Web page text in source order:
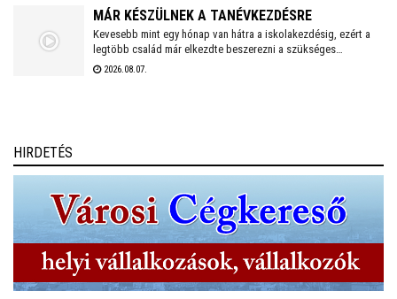
MÁR KÉSZÜLNEK A TANÉVKEZDÉSRE
Kevesebb mint egy hónap van hátra a iskolakezdésig, ezért a
legtöbb család már elkezdte beszerezni a szükséges
tanszereket. A fehérvári papír-írószer üzletek már július eleje
2026.08.07.
HIRDETÉS